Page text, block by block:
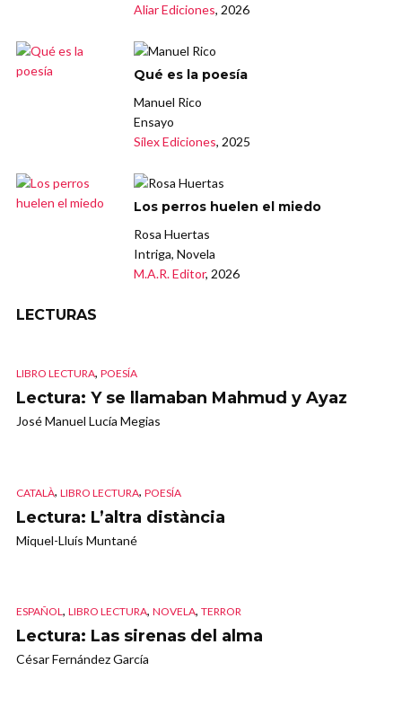
Aliar Ediciones, 2026
Qué es la poesía
Manuel Rico
Ensayo
Sílex Ediciones, 2025
Los perros huelen el miedo
Rosa Huertas
Intriga, Novela
M.A.R. Editor, 2026
LECTURAS
LIBRO LECTURA, POESÍA
Lectura: Y se llamaban Mahmud y Ayaz
José Manuel Lucía Megias
CATALÀ, LIBRO LECTURA, POESÍA
Lectura: L’altra distància
Miquel-Lluís Muntané
ESPAÑOL, LIBRO LECTURA, NOVELA, TERROR
Lectura: Las sirenas del alma
César Fernández García